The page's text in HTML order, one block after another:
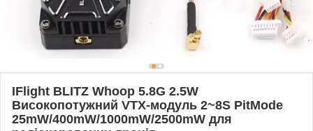
IFlight BLITZ Whoop 5.8G 2.5W
Високопотужний VTX-модуль 2~8S PitMode
25mW/400mW/1000mW/2500mW для